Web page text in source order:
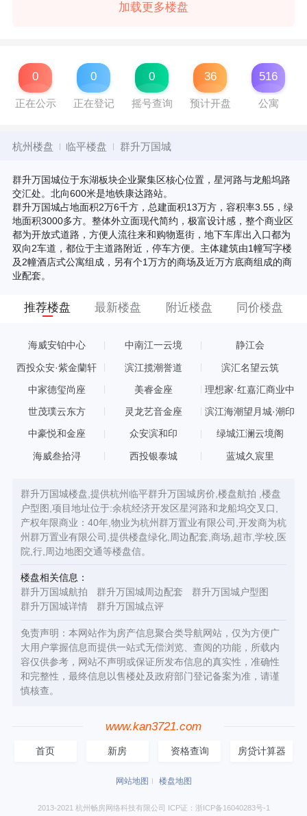
加载更多楼盘
0
正在公示
0
正在登记
0
摇号查询
36
预计开盘
516
公寓
杭州楼盘 临平楼盘 群升万国城
群升万国城位于东湖板块企业聚集区核心位置，星河路与龙船坞路
交汇处。北向600米是地铁康达路站。
群升万国城占地面积2万6千方，总建面积13万方，容积率3.55，绿
地面积3000多方。整体外立面现代简约，极富设计感，整个商业区
都为开放式道路，方便人流往来和购物逛街，地下车库出入口都为
双向2车道，都位于主道路附近，停车方便。主体建筑由1幢写字楼
及2幢酒店式公寓组成，另有个1万方的商场及近万方底商组成的商
业配套。
推荐楼盘 最新楼盘 附近楼盘 同价楼盘
海威安铂中心 中南江一云境 静江会
西投众安·紫金蘭轩 滨江揽潮誉道 滨汇名望云筑
中家德玺尚座 美睿金座
理想家·红嘉汇商业中
世茂璞云东方 灵龙艺音金座 滨江海潮望月城·潮印
中豪悦和金座 众安滨和印 绿城江澜云境阁
海威叁拾浔 西投银泰城 蓝城久宸里
群升万国城楼盘,提供杭州临平群升万国城房价,楼盘航拍 ,楼盘
户型图,项目地址位于:余杭经济开发区星河路和龙船坞交叉口,
产权年限商业：40年,物业为杭州群万置业有限公司,开发商为杭
州群万置业有限公司,提供楼盘绿化,周边配套,商场,超市,学校,医
院,行,周边地图交通等楼盘信。
楼盘相关信息：
群升万国城航拍
群升万国城周边配套
群升万国城户型图
群升万国城详情
群升万国城点评
免责声明：本网站作为房产信息聚合类导航网站，仅为方便广
大用户掌握信息而提供一站式无偿浏览、查阅的功能，所载内
容仅供参考，网站不声明或保证所发布信息的真实性，准确性
和完整性，最终信息以售楼处及政府部门登记备案为准，请谨
慎核查。
www.kan3721.com
首页 新房 资格查询 房贷计算器
网站地图 楼盘地图
2013-2021 杭州畅房网络科技有限公司 ICP证：浙ICP备16040283号-1